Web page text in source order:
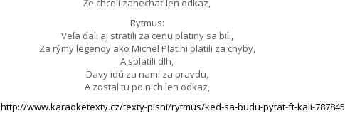
Že chceli zanechať len odkaz,
Rytmus:
Veľa dali aj stratili za cenu platiny sa bili,
Za rýmy legendy ako Michel Platini platili za chyby,
A splatili dlh,
Davy idú za nami za pravdu,
A zostal tu po nich len odkaz,
http://www.karaoketexty.cz/texty-pisni/rytmus/ked-sa-budu-pytat-ft-kali-787845